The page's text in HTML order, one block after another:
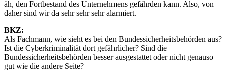
äh, den Fortbestand des Unternehmens gefährden kann. Also, von
daher sind wir da sehr sehr sehr alarmiert.
BKZ:
Als Fachmann, wie sieht es bei den Bundessicherheitsbehörden aus?
Ist die Cyberkriminalität dort gefährlicher? Sind die
Bundessicherheitsbehörden besser ausgestattet oder nicht genauso
gut wie die andere Seite?